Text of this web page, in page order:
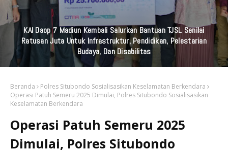
KAI Daop 7 Madiun Kembali Salurkan Bantuan TJSL Senilai
Ratusan Juta Untuk Infrastruktur, Pendidikan, Pelestarian
Budaya, Dan Disabilitas
Beranda
Polres Situbondo Sosialisasikan Keselamatan Berkendara
Operasi Patuh Semeru 2025 Dimulai, Polres Situbondo Sosialisasikan
Keselamatan Berkendara
Operasi Patuh Semeru 2025
Dimulai, Polres Situbondo